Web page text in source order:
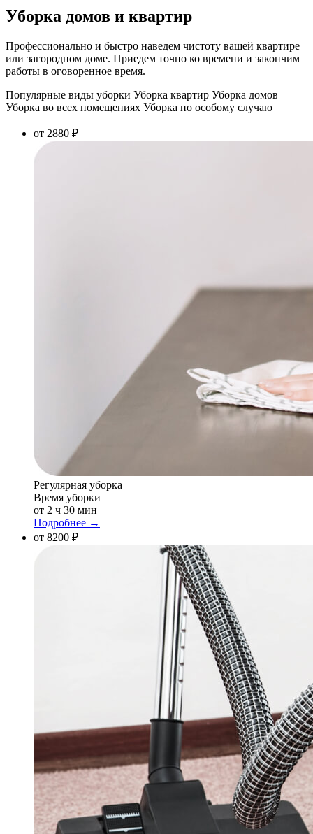
Уборка домов и квартир
Профессионально и быстро наведем чистоту вашей квартире
или загородном доме. Приедем точно ко времени и закончим
работы в оговоренное время.
Популярные виды уборки Уборка квартир Уборка домов
Уборка во всех помещениях Уборка по особому случаю
от 2880 ₽
Регулярная уборка
Время уборки
от 2 ч 30 мин
Подробнее →
от 8200 ₽